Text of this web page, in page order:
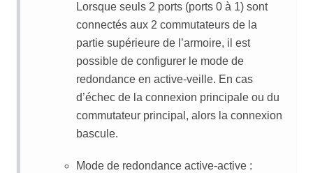
Lorsque seuls 2 ports (ports 0 à 1) sont
connectés aux 2 commutateurs de la
partie supérieure de l’armoire, il est
possible de configurer le mode de
redondance en active-veille. En cas
d’échec de la connexion principale ou du
commutateur principal, alors la connexion
bascule.
Mode de redondance active-active :